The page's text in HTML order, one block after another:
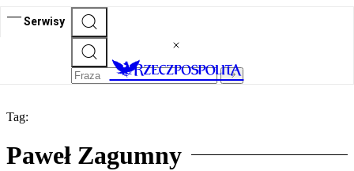
Serwisy
Tag:
Paweł Zagumny